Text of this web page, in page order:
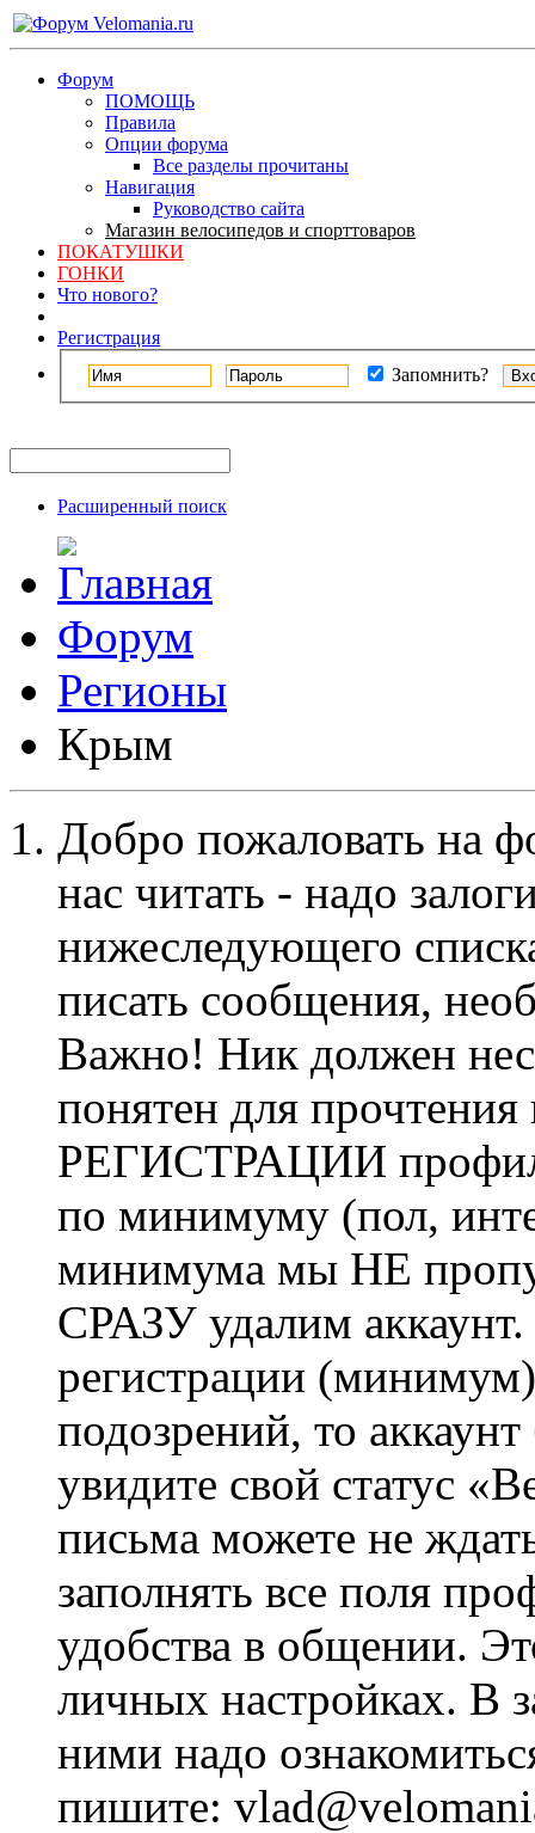
Форум
ПОМОЩЬ
Правила
Опции форума
Все разделы прочитаны
Навигация
Руководство сайта
Магазин велосипедов и спорттоваров
ПОКАТУШКИ
ГОНКИ
Что нового?
Регистрация
Запомнить?
Расширенный поиск
Форум
Регионы
Крым
Добро пожаловать на
нас читать - надо
нижеследующего
писать сообщения,
Важно! Ник должен
понятен для
РЕГИСТРАЦИИ профиль
по минимуму (пол,
минимума мы НЕ
СРАЗУ удалим
регистрации
подозрений, то
увидите свой статус
письма можете не
заполнять все поля
удобства в общении.
личных настройках. В
ними надо
пишите: